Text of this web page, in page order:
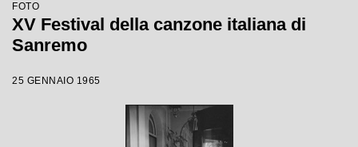
FOTO
XV Festival della canzone italiana di
Sanremo
25 GENNAIO 1965